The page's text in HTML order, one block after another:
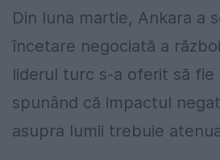
Din luna martie, Ankara a
încetare negociată a
liderul turc s-a oferit să fie
spunând că impactul
asupra lumii trebuie